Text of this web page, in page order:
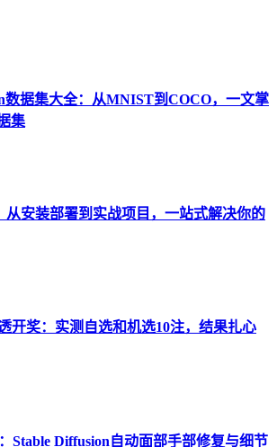
数据集大全：从MNIST到COCO，一文掌
集
从安装部署到实战项目，一站式解决你的
开奖：实测自选和机选10注，结果扎心
Stable Diffusion自动面部手部修复与细节